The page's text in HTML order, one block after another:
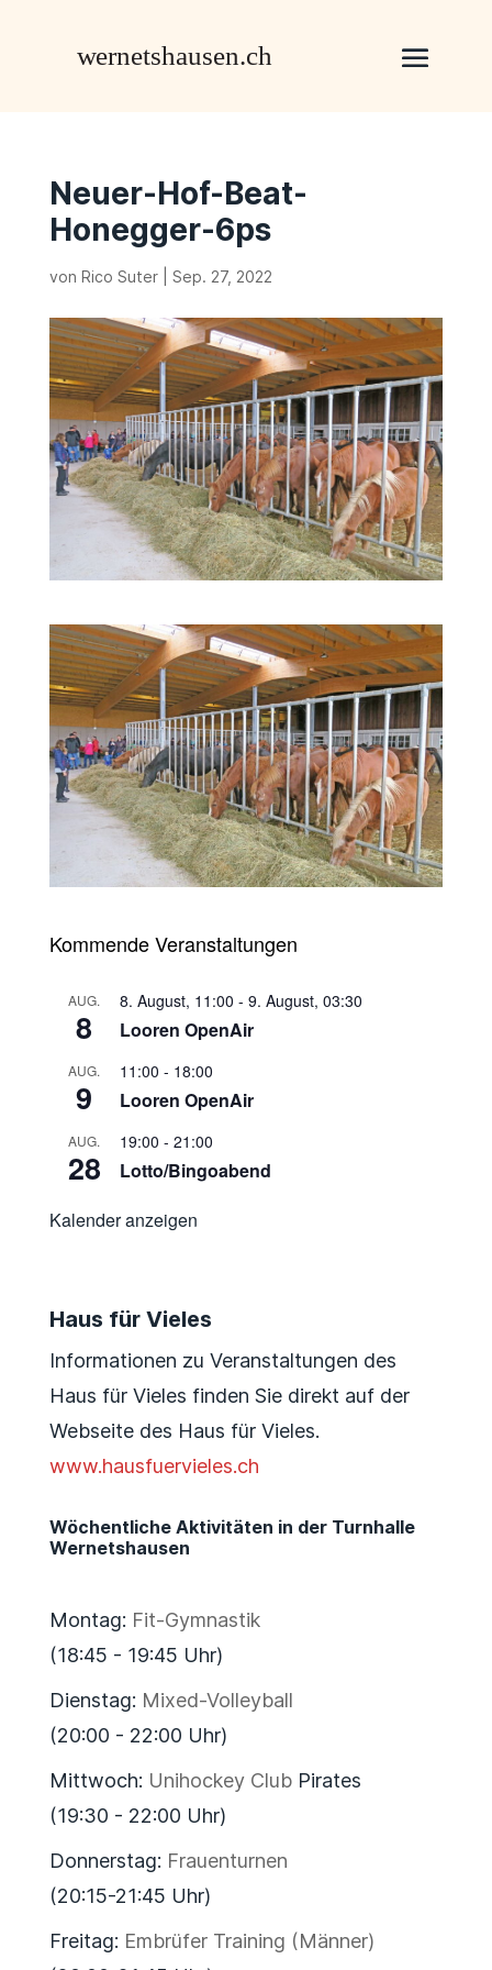
Neuer-Hof-Beat-
Honegger-6ps
von Rico Suter| Sep. 27, 2022
Kommende Veranstaltungen
AUG.
8
8. August, 11:00 - 9. August, 03:30
Looren OpenAir
AUG.
9
11:00 - 18:00
Looren OpenAir
AUG.
28
19:00 - 21:00
Lotto/Bingoabend
Kalender anzeigen
Haus für Vieles
Informationen zu Veranstaltungen des
Haus für Vieles finden Sie direkt auf der
Webseite des Haus für Vieles.
www.hausfuervieles.ch
Wöchentliche Aktivitäten in der Turnhalle
Wernetshausen
Montag: Fit-Gymnastik
(18:45 - 19:45 Uhr)
Dienstag: Mixed-Volleyball
(20:00 - 22:00 Uhr)
Mittwoch: Unihockey ClubPirates
(19:30 - 22:00 Uhr)
Donnerstag: Frauenturnen
(20:15-21:45 Uhr)
Freitag: Embrüfer Training (Männer)